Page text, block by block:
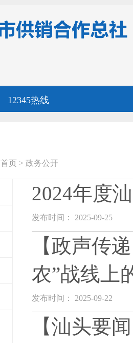
12345热线
首页 > 政务公开
2024年度
发布时间： 2025-09-25
【政声传
农”战线上
发布时间： 2025-09-22
【汕头要